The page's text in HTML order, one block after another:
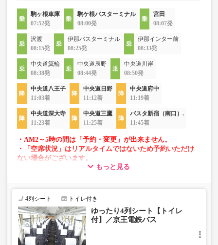
駒ヶ根車庫
07:52発
駒ケ根バスターミナル
08:00発
宮田
08:07発
沢渡
08:15発
伊那バスターミナル
08:25発
伊那インター前
08:33発
中央道箕輪
08:38発
中央道辰野
08:44発
中央道川岸
08:50発
中央道八王子
11:03着
中央道日野
11:12着
中央道府中
11:19着
中央道深大寺
11:23着
中央道三鷹
11:25着
バスタ新宿（南口）.
11:45着
・AM2～5時の間は「予約・変更」が出来ません。
・「空席状況」はリアルタイムではないため予約いただけ
ない場合がございます。
・車両は予告なく変更となる場合がございます。これに伴
で、あらかじめご了承ください。
もっと見る
4列シート トイレ付き
ゆったり4列シート【トイレ
付】／京王電鉄バス